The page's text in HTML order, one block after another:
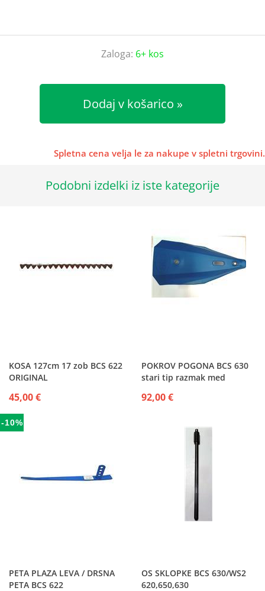
Zaloga: 6+ kos
Dodaj v košarico
Spletna cena velja le za nakupe v spletni trgovini.
Podobni izdelki iz iste kategorije
KOSA 127cm 17 zob BCS 622
ORIGINAL
45,00 €
POKROV POGONA BCS 630
stari tip razmak med
92,00 €
-10%
PETA PLAZA LEVA / DRSNA
PETA BCS 622
OS SKLOPKE BCS 630/WS2
620,650,630